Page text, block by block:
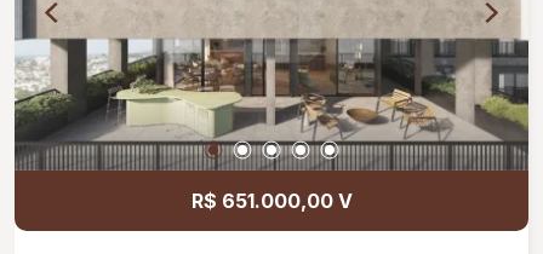
de lazer, incluindo piscina, quadra esportiva,
playground e salão de festas, garantindo conforto
e qualidade de vida para toda a família. Agende
sua visita e venha conhecer essa excelente
oportunidade!
R$ 651.000,00 V